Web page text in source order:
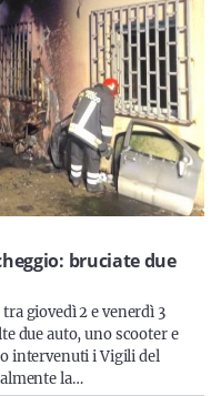
bruciate due
giovedì 2 e venerdì 3
due auto, uno scooter e
intervenuti i Vigili del
la…